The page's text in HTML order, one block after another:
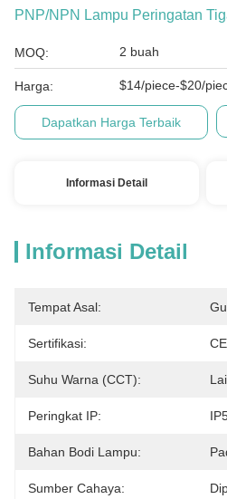
PNP/NPN Lampu Peringatan
MOQ: 2 buah
Harga: $14/piece-$20/
Dapatkan Harga Terbaik
Informasi Detail
Informasi Detail
Tempat Asal:
Sertifikasi: CE
Suhu Warna (CCT):
Peringkat IP:
Bahan Bodi Lampu:
Sumber Cahaya: